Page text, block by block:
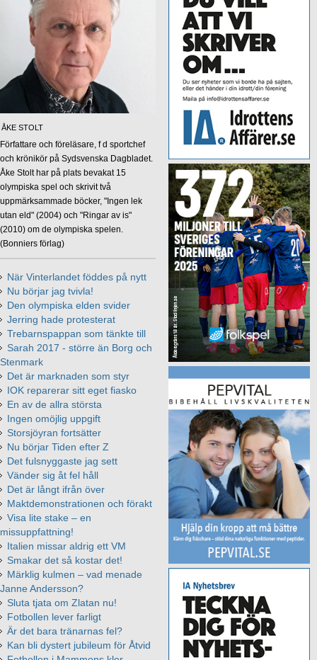
ÅKE STOLT
Författare och föreläsare, f d sportchef
och krönikör på Sydsvenska Dagbladet.
Åke Stolt har på plats bevakat 15
olympiska spel och skrivit två
uppmärksammade böcker, "Ingen lek
utan eld" (2004) och "Ringar av is"
(2010) om de olympiska spelen.
(Bonniers förlag)
När Vinterlandet föddes på nytt
Nu börjar jag tvivla!
Den olympiska elden svider
Jerring hade protesterat
Trebarnspappan som tänkte till
Sarah 2017 - större än Borg och
Stenmark
Det är marknaden som styr
IOK reparerar sitt eget fiasko
En av de allra största
Ingen omöjlig uppgift
Storsjöyran fortsätter
Nu börjar Tiden efter Z
Det fulsnyggaste jag sett
Vänder sig åt fel håll
Det är långt ifrån över
Maktdemonstrationen och förakt
Visa lite stake – en
missuppfattning!
Italien missar aldrig ett VM
Smakar det så kostar det!
Märklig kulmen – vad menade
Janne Andersson?
Sluta tjata om Zlatan nu!
Fotbollen lever farligt
Är det bara tränarnas fel?
Kan bli dystert jubileum för Åtvid